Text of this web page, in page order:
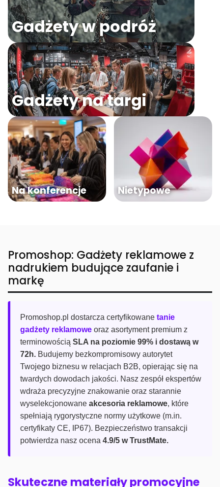
Gadżety w podróż
Gadżety na targi
Na konferencje Nietypowe
Promoshop: Gadżety reklamowe z
nadrukiem budujące zaufanie i
markę
Promoshop.pl dostarcza certyfikowane tanie
gadżety reklamowe oraz asortyment premium z
terminowością SLA na poziomie 99% i dostawą w
72h. Budujemy bezkompromisowy autorytet
Twojego biznesu w relacjach B2B, opierając się na
twardych dowodach jakości. Nasz zespół ekspertów
wdraża precyzyjne znakowanie oraz starannie
wyselekcjonowane akcesoria reklamowe, które
spełniają rygorystyczne normy użytkowe (m.in.
certyfikaty CE, IP67). Bezpieczeństwo transakcji
potwierdza nasz ocena 4.9/5 w TrustMate.
Skuteczne materiały promocyjne